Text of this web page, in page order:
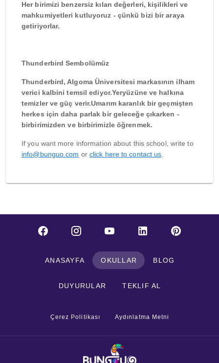
Her birimizi benzersiz kılan değerleri, kişilikleri ve
mahkumiyetleri kutluyoruz - çünkü bizi bir araya
getiriyorlar.
Thunderbird Sembolümüz
Thunderbird, Algoma Üniversitesi markasının ilham
verici kalbini temsil ediyor.Yeryüzüne ve halkına
temizler ve güç verir.Umarım karanlık bir geçmişten
herkes için daha parlak bir geleceğe çıkarken -
birbirimizden ve birbirimizle öğrenmek.
If you want more information about this school, write to
info@bunguo.com or click here to contact us
ANASAYFA OKULLAR BLOG
DUYURULAR TEKLIF AL
Çerez Politikası Aydınlatma Metni